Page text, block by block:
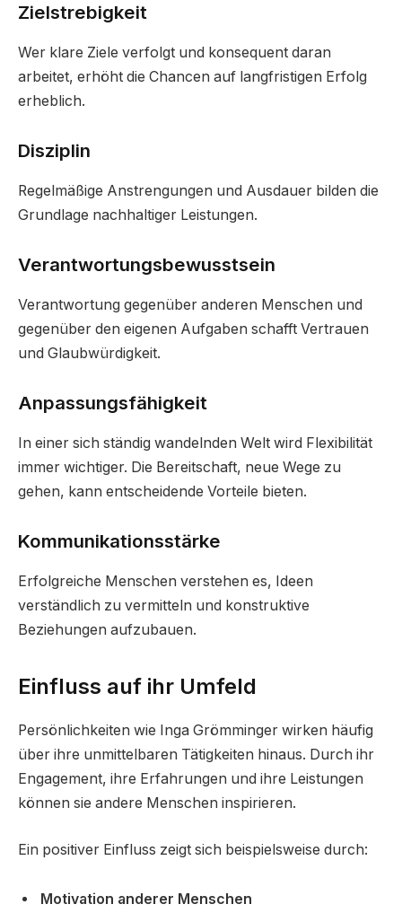
Zielstrebigkeit
Wer klare Ziele verfolgt und konsequent daran
arbeitet, erhöht die Chancen auf langfristigen Erfolg
erheblich.
Disziplin
Regelmäßige Anstrengungen und Ausdauer bilden die
Grundlage nachhaltiger Leistungen.
Verantwortungsbewusstsein
Verantwortung gegenüber anderen Menschen und
gegenüber den eigenen Aufgaben schafft Vertrauen
und Glaubwürdigkeit.
Anpassungsfähigkeit
In einer sich ständig wandelnden Welt wird Flexibilität
immer wichtiger. Die Bereitschaft, neue Wege zu
gehen, kann entscheidende Vorteile bieten.
Kommunikationsstärke
Erfolgreiche Menschen verstehen es, Ideen
verständlich zu vermitteln und konstruktive
Beziehungen aufzubauen.
Einfluss auf ihr Umfeld
Persönlichkeiten wie Inga Grömminger wirken häufig
über ihre unmittelbaren Tätigkeiten hinaus. Durch ihr
Engagement, ihre Erfahrungen und ihre Leistungen
können sie andere Menschen inspirieren.
Ein positiver Einfluss zeigt sich beispielsweise durch:
Motivation anderer Menschen